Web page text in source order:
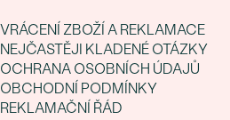
VRÁCENÍ ZBOŽÍ A REKLAMACE
NEJČASTĚJI KLADENÉ OTÁZKY
OCHRANA OSOBNÍCH ÚDAJŮ
OBCHODNÍ PODMÍNKY
REKLAMAČNÍ ŘÁD